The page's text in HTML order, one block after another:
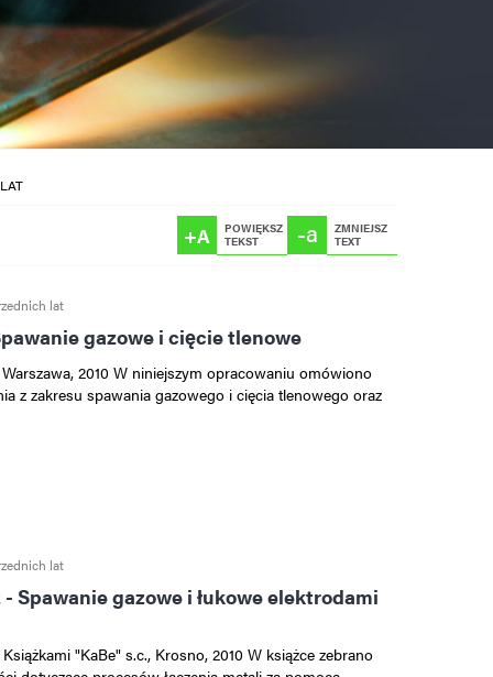
+A
POWIĘKSZ
TEKST
-a
ZMNIEJSZ
TEXT
lat
gazowe i cięcie tlenowe
2010 W niniejszym opracowaniu omówiono
z zakresu spawania gazowego i cięcia tlenowego oraz
lat
- Spawanie gazowe i łukowe elektrodami
"KaBe" s.c., Krosno, 2010 W książce zebrano